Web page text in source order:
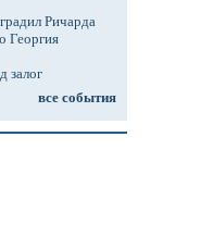
Ричарда
Георгия
залог
все события